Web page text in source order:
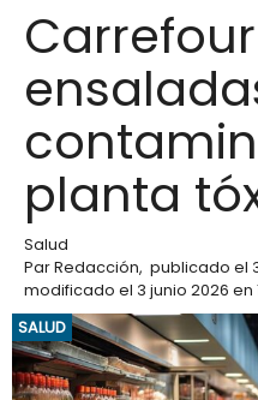
planta
Salud
ParRedacción, publicado el
modificado el 3 junio 2026 en
SALUD